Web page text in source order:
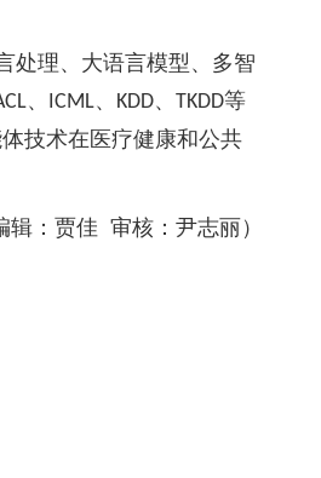
处理、大语言模型、多智
、 ICML、 KDD、 TKDD等
技术在医疗健康和公共
辑： 贾佳 审核：尹志丽）